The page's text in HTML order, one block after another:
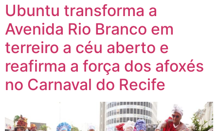
Ubuntu transforma a
Avenida Rio Branco em
terreiro a céu aberto e
reafirma a força dos afoxés
no Carnaval do Recife